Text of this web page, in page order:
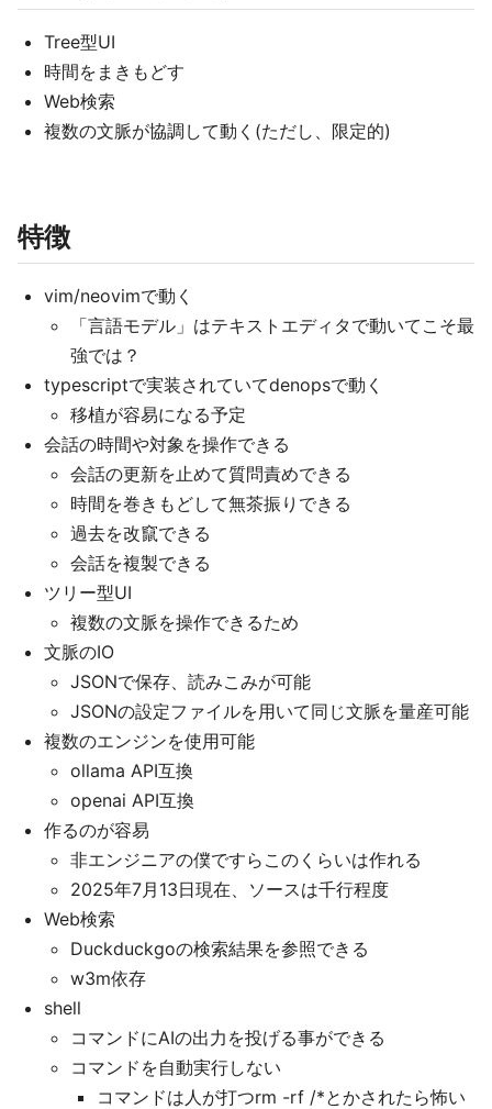
Tree型UI
時間をまきもどす
Web検索
複数の文脈が協調して動く(ただし、限定的)
特徴
vim/neovimで動く
「言語モデル」はテキストエディタで動いてこそ最
強では？
typescriptで実装されていてdenopsで動く
移植が容易になる予定
会話の時間や対象を操作できる
会話の更新を止めて質問責めできる
時間を巻きもどして無茶振りできる
過去を改竄できる
会話を複製できる
ツリー型UI
複数の文脈を操作できるため
文脈のIO
JSONで保存、読みこみが可能
JSONの設定ファイルを用いて同じ文脈を量産可能
複数のエンジンを使用可能
ollama API互換
openai API互換
作るのが容易
非エンジニアの僕ですらこのくらいは作れる
2025年7月13日現在、ソースは千行程度
Web検索
Duckduckgoの検索結果を参照できる
w3m依存
shell
コマンドにAIの出力を投げる事ができる
コマンドを自動実行しない
コマンドは人が打つrm -rf /*とかされたら怖い